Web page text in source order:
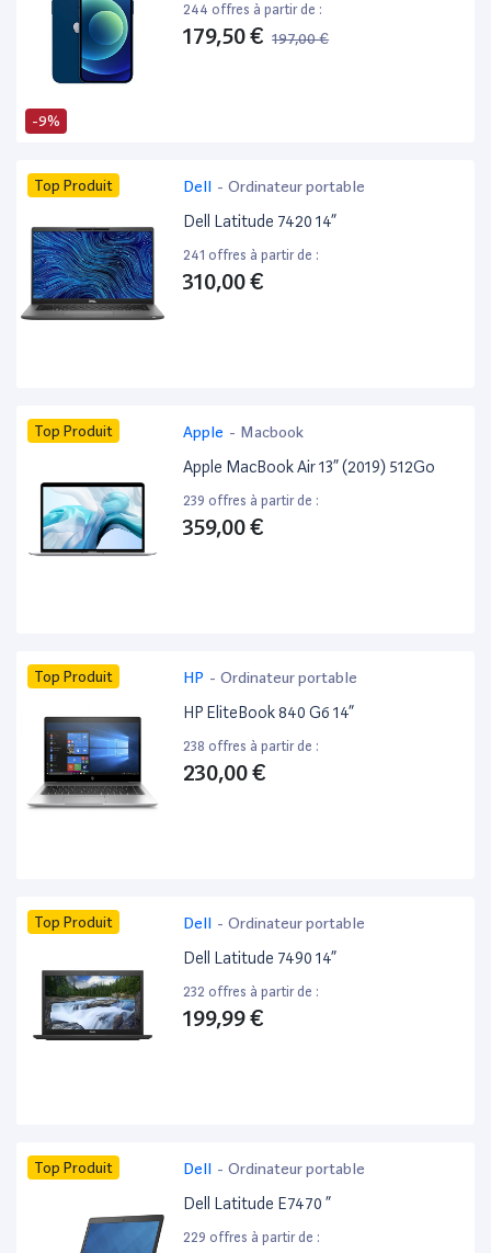
-9%
244 offres à partir de :
179,50 € 197,00 €
Top Produit Dell - Ordinateur portable
Dell Latitude 7420 14”
241 offres à partir de :
310,00 €
Top Produit Apple - Macbook
Apple MacBook Air 13” (2019) 512Go
239 offres à partir de :
359,00 €
Top Produit HP - Ordinateur portable
HP EliteBook 840 G6 14”
238 offres à partir de :
230,00 €
Top Produit Dell - Ordinateur portable
Dell Latitude 7490 14”
232 offres à partir de :
199,99 €
Top Produit Dell - Ordinateur portable
Dell Latitude E7470 ”
229 offres à partir de :